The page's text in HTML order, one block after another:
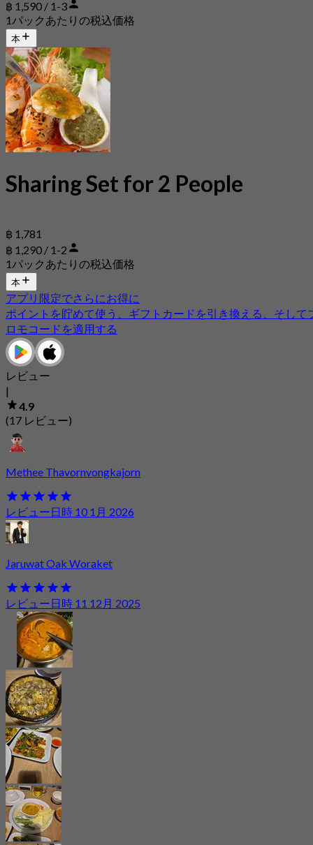
฿ 1,590 / 1-3
1パックあたりの税込価格
本
Sharing Set for 2 People
฿ 1,781
฿ 1,290 / 1-2
1パックあたりの税込価格
本
アプリ限定でさらにお得に
ポイントを貯めて使う、ギフトカードを引き換える、そして
ロモコードを適用する
レビュー
|
4.9
(17 レビュー)
Methee Thavornvongkajorn
レビュー日時 10 1月 2026
Jaruwat Oak Woraket
レビュー日時 11 12月 2025